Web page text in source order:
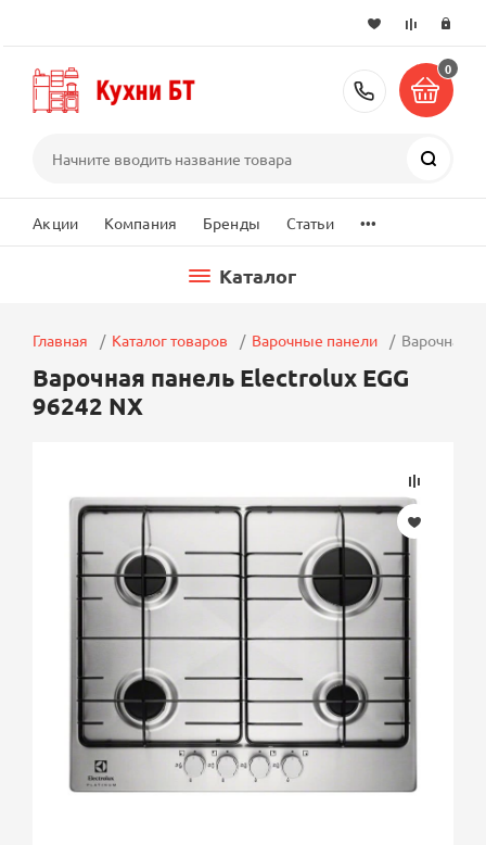
+7 (495)
0
Акции Компания Бренды Статьи ...
Каталог
Главная Каталог товаров Варочные панели Варочная
Варочная панель Electrolux EGG
96242 NX